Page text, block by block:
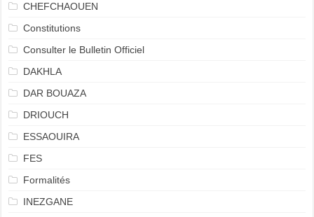
CHEFCHAOUEN
Constitutions
Consulter le Bulletin Officiel
DAKHLA
DAR BOUAZA
DRIOUCH
ESSAOUIRA
FES
Formalités
INEZGANE